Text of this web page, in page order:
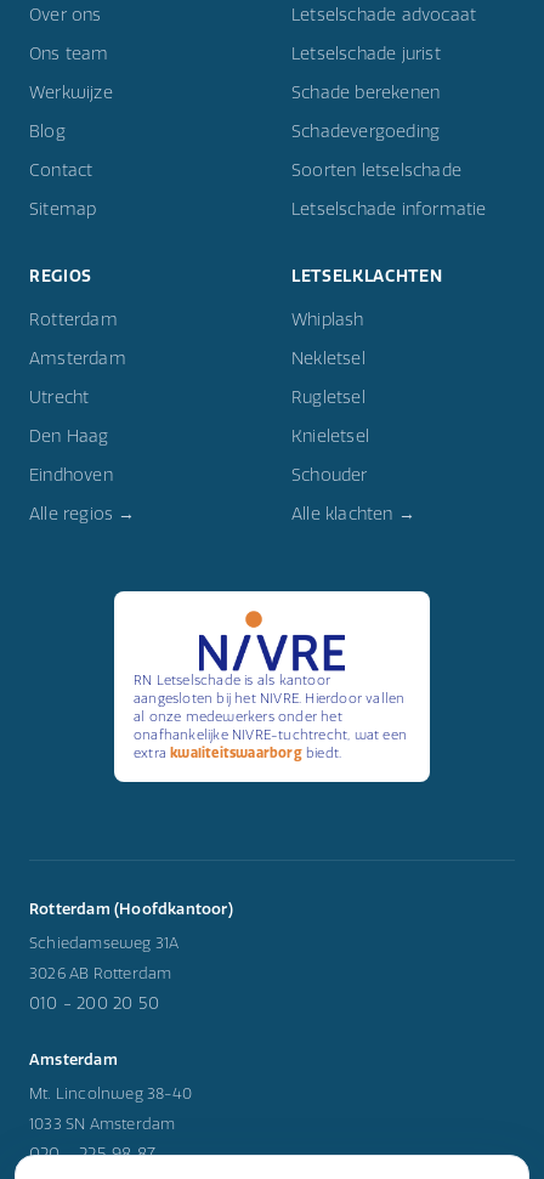
Over ons
Ons team
Werkwijze
Blog
Contact
Sitemap
Letselschade advocaat
Letselschade jurist
Schade berekenen
Schadevergoeding
Soorten letselschade
Letselschade informatie
REGIOS
Rotterdam
Amsterdam
Utrecht
Den Haag
Eindhoven
Alle regios →
LETSELKLACHTEN
Whiplash
Nekletsel
Rugletsel
Knieletsel
Schouder
Alle klachten →
RN Letselschade is als kantoor
aangesloten bij het NIVRE. Hierdoor vallen
al onze medewerkers onder het
onafhankelijke NIVRE-tuchtrecht, wat een
extrakwaliteitswaarborgbiedt.
Rotterdam (Hoofdkantoor)
Schiedamseweg 31A
3026 AB Rotterdam
010 - 200 20 50
Amsterdam
Mt. Lincolnweg 38-40
1033 SN Amsterdam
020 - 225 98 87